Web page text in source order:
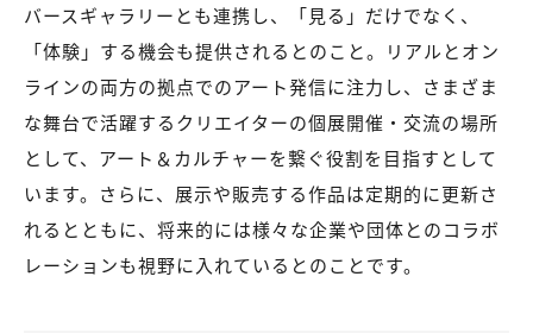
バースギャラリーとも連携し、「見る」だけでなく、
「体験」する機会も提供されるとのこと。リアルとオン
ラインの両方の拠点でのアート発信に注力し、さまざま
な舞台で活躍するクリエイターの個展開催・交流の場所
として、アート＆カルチャーを繋ぐ役割を目指すとして
います。さらに、展示や販売する作品は定期的に更新さ
れるとともに、将来的には様々な企業や団体とのコラボ
レーションも視野に入れているとのことです。